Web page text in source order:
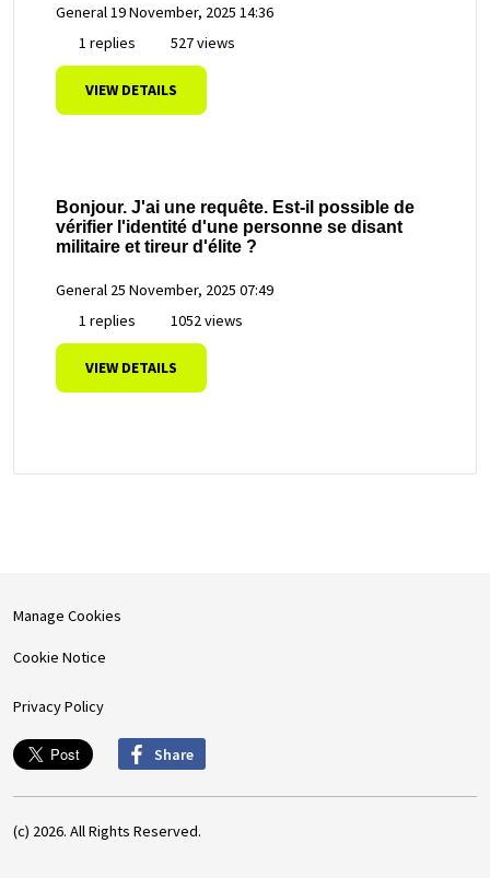
General19 November, 2025 14:36
1 replies
527 views
VIEW DETAILS
Bonjour. J'ai une requête. Est-il possible de
vérifier l'identité d'une personne se disant
militaire et tireur d'élite ?
General 25 November, 2025 07:49
1 replies
1052 views
VIEW DETAILS
Manage Cookies
Cookie Notice
Privacy Policy
Share
(c) 2026. All Rights Reserved.